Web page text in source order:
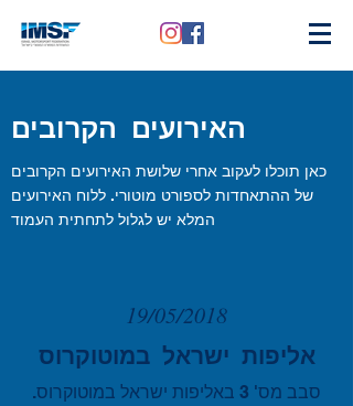
האירועים הקרובים
כאן תוכלו לעקוב אחרי שלושת האירועים הקרובים
של ההתאחדות לספורט מוטורי. ללוח האירועים
המלא יש לגלול לתחתית העמוד
19/05/2018
אליפות ישראל במוטוקרוס
סבב מס' 3 באליפות ישראל במוטוקרוס.